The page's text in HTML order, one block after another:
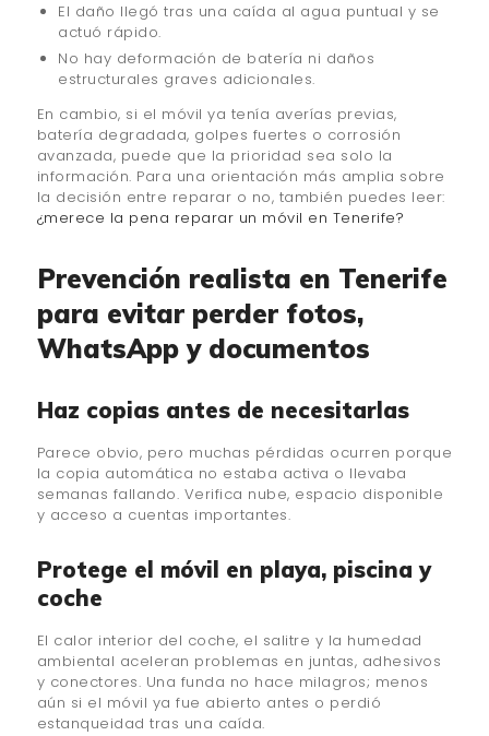
El daño llegó tras una caída al agua puntual y se
actuó rápido.
No hay deformación de batería ni daños
estructurales graves adicionales.
En cambio, si el móvil ya tenía averías previas,
batería degradada, golpes fuertes o corrosión
avanzada, puede que la prioridad sea solo la
información. Para una orientación más amplia sobre
la decisión entre reparar o no, también puedes leer:
¿merece la pena reparar un móvil en Tenerife?
Prevención realista en Tenerife
para evitar perder fotos,
WhatsApp y documentos
Haz copias antes de necesitarlas
Parece obvio, pero muchas pérdidas ocurren porque
la copia automática no estaba activa o llevaba
semanas fallando. Verifica nube, espacio disponible
y acceso a cuentas importantes.
Protege el móvil en playa, piscina y
coche
El calor interior del coche, el salitre y la humedad
ambiental aceleran problemas en juntas, adhesivos
y conectores. Una funda no hace milagros; menos
aún si el móvil ya fue abierto antes o perdió
estanqueidad tras una caída.